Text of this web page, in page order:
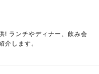
! ランチやディナー、飲み会
介します。